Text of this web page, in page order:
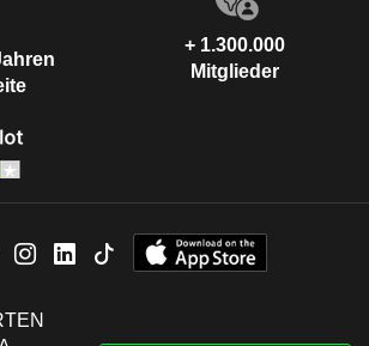
+ 1.300.000
Mitglieder